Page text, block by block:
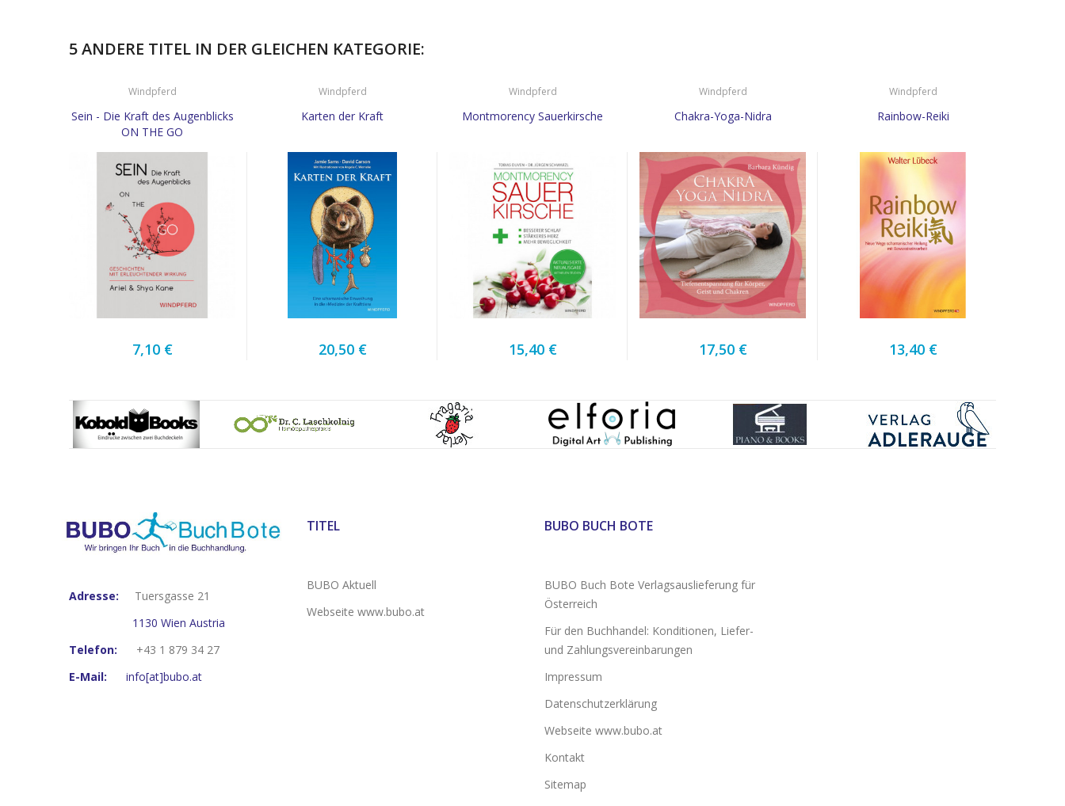
5 ANDERE TITEL IN DER GLEICHEN KATEGORIE:
Windpferd
Sein - Die Kraft des Augenblicks
ON THE GO
7,10 €
Windpferd
Karten der Kraft
20,50 €
Windpferd
Montmorency Sauerkirsche
15,40 €
Windpferd
Chakra-Yoga-Nidra
17,50 €
Windpferd
Rainbow-Reiki
13,40 €
Adresse:
Tuersgasse 21
1130 Wien Austria
Telefon:
+43 1 879 34 27
E-Mail:
info[at]bubo.at
TITEL
BUBO Aktuell
Webseite www.bubo.at
BUBO BUCH BOTE
BUBO Buch Bote Verlagsauslieferung für
Österreich
Für den Buchhandel: Konditionen, Liefer-
und Zahlungsvereinbarungen
Impressum
Datenschutzerklärung
Webseite www.bubo.at
Kontakt
Sitemap